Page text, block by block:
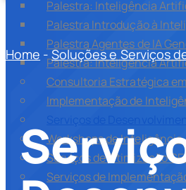
Palestra: Inteligência
Palestra Introdução à
Palestra Agentes de IA
Palestra: Inteligência
Consultoria Estratégica
Implementação de
Serviços de
Workshops de
Serviços de Otimização
Serviços de
Home -Soluções e Serviços